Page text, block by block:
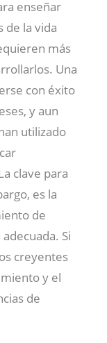
enseñar
de la vida
más
Una
con éxito
y aun
utilizado
clave para
es la
de
Si
creyentes
y el
de